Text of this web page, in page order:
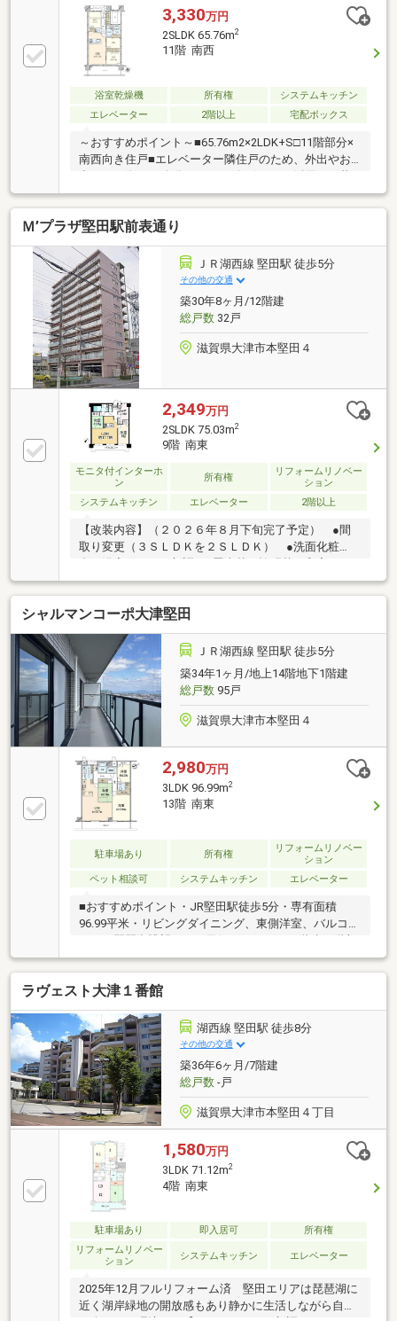
3,330万円
2SLDK 65.76m2
11階 南西
浴室乾燥機 所有権
システムキッチン
エレベーター
2階以上 宅配ボックス
～おすすめポイント～■65.76m2×2LDK+S□11階部分×
南西向き住戸■エレベーター隣住戸のため、外出やお
らしやすさに配慮した間取り■廊下・各部屋に収納有
〇□家具の配置がしやすいアウトポール設計■洋室とし
ても利用可能な約5.5帖の納戸～周辺環境～■京都中央
信用金庫 堅田支店…徒歩約1分□アル・プラザ堅田…徒
歩約2分■じてんしゃチャンピオン堅田店…徒歩約4分□
ローソン 大津本堅田四丁目店…徒歩約6分
Ｍ’プラザ堅田駅前表通り
ＪＲ湖西線 堅田駅 徒歩5分
その他の交通
築30年8ヶ月/12階建
総戸数32戸
滋賀県大津市本堅田４
2,349万円
2SLDK 75.03m2
9階 南東
モニタ付インターホ
ン
所有権
リフォームリノベー
ション
システムキッチン
エレベーター 2階以上
【改装内容】（２０２６年８月下旬完了予定） ●間
取り変更（３ＳＬＤＫを２ＳＬＤＫ） ●洗面化粧
５帖） ●ハウスクリーニング◆南東向きバルコニー
◆リビング・バルコニーより琵琶湖が望めます※天
候・角度によります◆利便性の高い立地です ●ロー
ソン大津本堅田４丁目店まで約１２０ｍ ●関西みら
い銀行堅田支店まで約２１０ｍ ●アル・プラザ堅田
まで約３００ｍ ●ファミリーマート大津今堅田店ま
で約３５０ｍ ●滋賀銀行堅田駅前支店まで約４００
ｍ◆最寄駅のＪＲ堅田駅は新快速の停車駅です◎ペッ
ト不可◎駐車場の空き状況は随時確認を要します
シャルマンコーポ大津堅田
ＪＲ湖西線 堅田駅 徒歩5分
築34年1ヶ月/地上14階地下1階建
総戸数95戸
滋賀県大津市本堅田４
2,980万円
3LDK 96.99m2
13階 南東
駐車場あり 所有権
リフォームリノベー
ション
ペット相談可
システムキッチン エレベーター
■おすすめポイント・JR堅田駅徒歩5分・専有面積
96.99平米・リビングダイニング、東側洋室、バルコニ
分、南東向きバルコニーにつき日当たり良好・2026年
2月リフォーム完了・ペット飼育可能（規約有）・約
18.7帖のLDK・約10.8帖の洋室・1418サイズの浴室・
ワイドバルコニー（幅約8.9ｍ）■リフォーム内容
（2026年2月）・キッチン交換・浴室交換・洗面台交
換・トイレ交換・給湯器交換・全室クロス張替・フロ
ーリング張替（LDK、洋室2室）・クッションフロア張
替（洗面室、トイレ）
ラヴェスト大津１番館
湖西線 堅田駅 徒歩8分
その他の交通
築36年6ヶ月/7階建
総戸数-戸
滋賀県大津市本堅田４丁目
1,580万円
3LDK 71.12m2
4階 南東
駐車場あり 即入居可
所有権
リフォームリノベー
ション
システムキッチン エレベーター
2025年12月フルリフォーム済 堅田エリアは琵琶湖に
近く湖岸緑地の開放感もあり静かに生活しながら自然